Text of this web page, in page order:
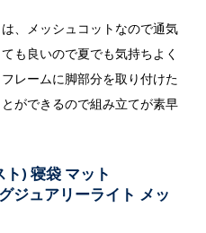
、メッシュコットなので通気
も良いので夏でも気持ちよく
レームに脚部分を取り付けた
ができるので組み立てが素早
ト) 寝袋 マット
ュアリーライト メッ